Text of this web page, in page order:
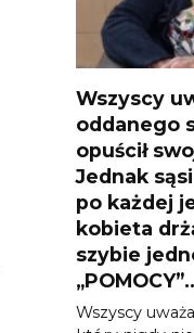
Wszyscy
oddanego
opuścił
Jednak
po każdej
kobieta
szybie
Wszyscy